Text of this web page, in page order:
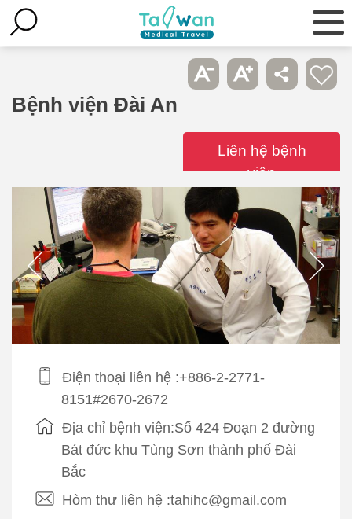
Bệnh viện Đài An
Liên hệ bệnh
viện
Điện thoại liên hệ :+886-2-2771-
8151#2670-2672
Địa chỉ bệnh viện:Số 424 Đoạn 2 đường
Bát đức khu Tùng Sơn thành phố Đài
Bắc
Hòm thư liên hệ :tahihc@gmail.com